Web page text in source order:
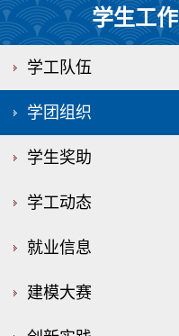
学生工作
学工队伍
学团组织
学生奖助
学工动态
就业信息
建模大赛